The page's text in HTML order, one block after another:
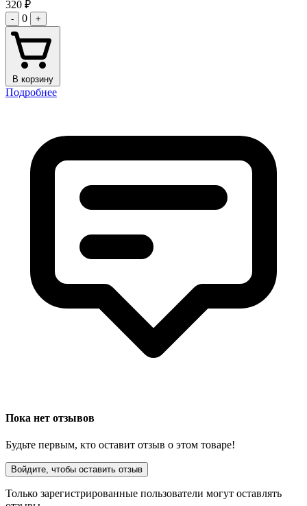
320 ₽
- 0 +
В корзину
Подробнее
Пока нет отзывов
Будьте первым, кто оставит отзыв о этом товаре!
Войдите, чтобы оставить отзыв
Только зарегистрированные пользователи могут оставлять